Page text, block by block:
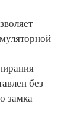
без
замка